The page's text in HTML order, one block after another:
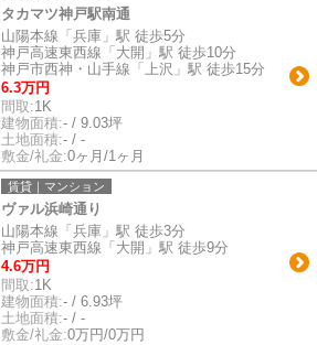
タカマツ神戸駅南通
山陽本線「兵庫」駅 徒歩5分
神戸高速東西線「大開」駅 徒歩10分
神戸市西神・山手線「上沢」駅 徒歩15分
6.3万円
間取:1K
建物面積:- / 9.03坪
土地面積:- / -
敷金/礼金:0ヶ月/1ヶ月
賃貸｜マンション
ヴァル浜崎通り
山陽本線「兵庫」駅 徒歩3分
神戸高速東西線「大開」駅 徒歩9分
4.6万円
間取:1K
建物面積:- / 6.93坪
土地面積:- / -
敷金/礼金:0万円/0万円